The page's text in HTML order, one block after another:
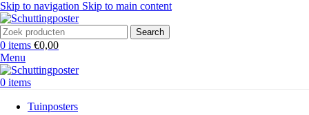
Skip to navigation Skip to main content
Search
0 items €0,00
Menu
0 items
Tuinposters